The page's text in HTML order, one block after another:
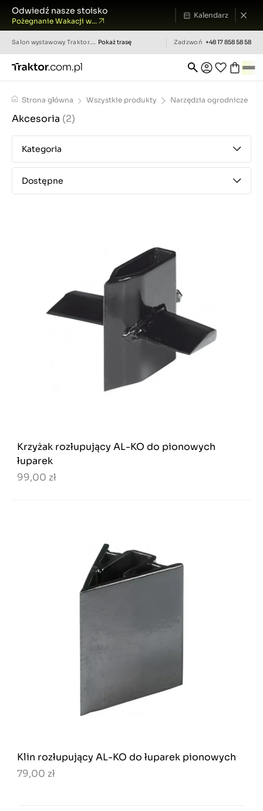
Odwiedź nasze stoisko
Pożegnanie Wakacji w...
Kalendarz
Salon wystawowy Traktor.com.pl Pokaż trasę Zadzwoń +48 17 858 58 58
Strona główna Wszystkie produkty Narzędzia ogrodnicze
Akcesoria (2)
Kategoria
Dostępne
Krzyżak rozłupujący AL-KO do pionowych
łuparek
99,00 zł
Klin rozłupujący AL-KO do łuparek pionowych
79,00 zł